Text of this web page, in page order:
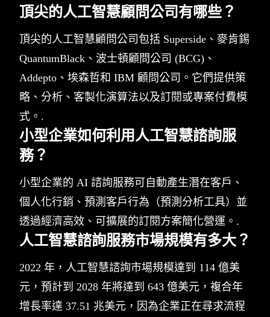
頂尖的人工智慧顧問公司有哪些？
頂尖的人工智慧顧問公司包括 Superside、麥肯錫
QuantumBlack、波士頓顧問公司 (BCG)、
Addepto、埃森哲和 IBM 顧問公司。它們提供策
略、分析、客製化演算法以及訂閱或專案付費模
式。.
小型企業如何利用人工智慧諮詢服
務？
小型企業的 AI 諮詢服務可自動產生潛在客戶、
個人化行銷、預測客戶行為（預測分析工具）並
透過經濟高效、可擴展的訂閱方案簡化營運。.
人工智慧諮詢服務市場規模有多大？
2022 年，人工智慧諮詢市場規模達到 114 億美
元，預計到 2028 年將達到 643 億美元，複合年
增長率達 37.51 兆美元，因為企業正在尋求流程